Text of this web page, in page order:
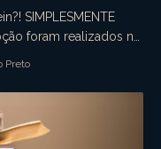
SIMPLESMENTE
foram realizados no
Preto